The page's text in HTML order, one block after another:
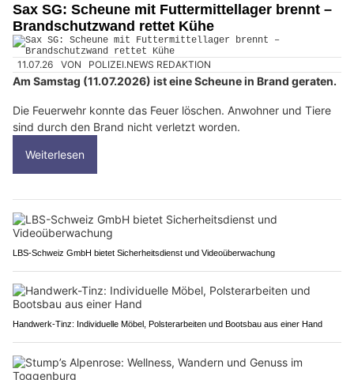
Sax SG: Scheune mit Futtermittellager brennt –
Brandschutzwand rettet Kühe
11.07.26 VON POLIZEI.NEWS REDAKTION
Am Samstag (11.07.2026) ist eine Scheune in Brand geraten.
Die Feuerwehr konnte das Feuer löschen. Anwohner und Tiere
sind durch den Brand nicht verletzt worden.
Weiterlesen
LBS-Schweiz GmbH bietet Sicherheitsdienst und Videoüberwachung
Handwerk-Tinz: Individuelle Möbel, Polsterarbeiten und Bootsbau aus einer Hand